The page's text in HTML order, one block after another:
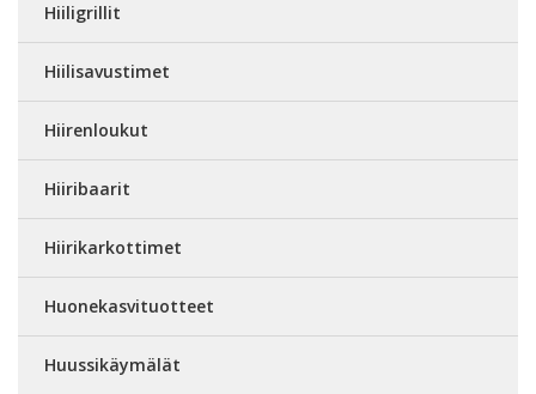
Hiiligrillit
Hiilisavustimet
Hiirenloukut
Hiiribaarit
Hiirikarkottimet
Huonekasvituotteet
Huussikäymälät